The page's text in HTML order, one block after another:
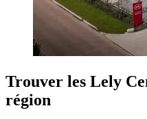
Trouver les Lely
région